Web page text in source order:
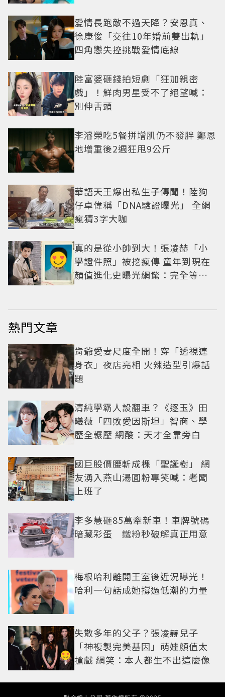
愛情長跑敵不過天降？安恩真、
徐康俊「交往10年婚前雙出軌」
四角戀失控挑戰愛情底線
陸富婆砸錢拍短劇「狂加親密
戲」！鮮肉男星受不了絕望喊：
別伸舌頭
李濬榮吃5餐拼增肌仍不發胖 鄭恩
地增重後2週狂甩9公斤
華語天王爆出私生子傳聞！陸狗
仔卓偉稱「DNA驗證曝光」 全網
瘋猜3字大咖
真的是從小帥到大！張凌赫「小
學證件照」被挖瘋傳 童年到現在
顏值進化史曝光網驚：完全等比
熱門文章
肯爺愛妻尺度全開！穿「透視連
身衣」夜店亮相 火辣造型引爆話
題
清純學霸人設翻車？《逐玉》田
曦薇「四敗愛因斯坦」智商、學
歷全輾壓 網酸：天才全靠旁白
國巨股價腰斬成棵「聖誕樹」 網
友湧入燕山湯圓粉專笑喊：老闆
上班了
李多慧砸85萬牽新車！車牌號碼
暗藏彩蛋 鐵粉秒破解真正用意
梅根哈利離開王室後近況曝光！
哈利一句話成她撐過低潮的力量
失散多年的父子？張凌赫兒子
「神複製完美基因」萌娃顏值太
搶戲 網笑：本人都生不出這麼像